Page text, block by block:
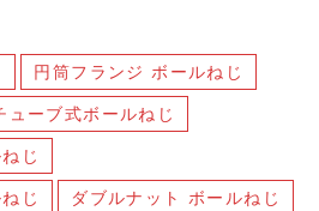
円筒フランジ ボールねじ
ューブ式ボールねじ
じ
じ ダブルナット ボールねじ